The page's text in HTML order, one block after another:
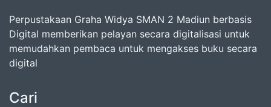
Perpustakaan Graha Widya SMAN 2 Madiun berbasis
Digital memberikan pelayan secara digitalisasi untuk
memudahkan pembaca untuk mengakses buku secara
digital
Cari